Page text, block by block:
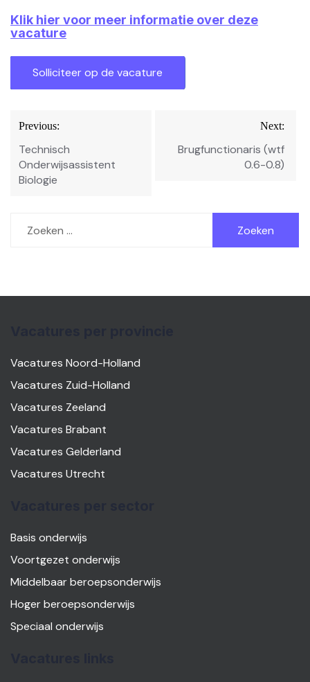
Klik hier voor meer informatie over deze
vacature
Bericht
navigatie
Previous:
Technisch
Onderwijsassistent
Biologie
Next:
Brugfunctionaris (wtf
0.6-0.8)
naar:
Vacatures Noord-Holland
Vacatures Zuid-Holland
Vacatures Zeeland
Vacatures Brabant
Vacatures Gelderland
Vacatures Utrecht
Basis onderwijs
Voortgezet onderwijs
Middelbaar beroepsonderwijs
Hoger beroepsonderwijs
Speciaal onderwijs